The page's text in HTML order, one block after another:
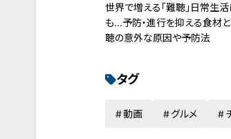
世界で増える「難聴」日常生
も...予防・進行を抑える食材
聴の意外な原因や予防法
タグ
動画 グルメ